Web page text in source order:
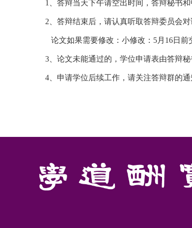
1、答辩当天下午请空出时间，答辩秘书
2、答辩结束后，请认真听取答辩委员会
论文如果需要修改： 小修改：5月16日前
3、论文未能通过的，学位申请表由答辩秘
4、申请学位后续工作，请关注答辩群的通